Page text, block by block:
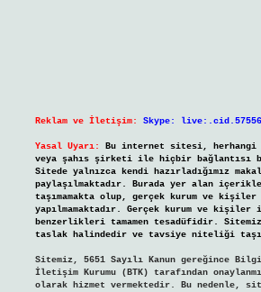
Reklam ve İletişim: Skype:
Yasal Uyarı:
Bu internet sitesi, herhangi
veya şahıs şirketi ile hiçbir bağlantısı
Sitede yalnızca kendi hazırladığımız
paylaşılmaktadır. Burada yer alan
taşımamakta olup, gerçek kurum ve kişiler
yapılmamaktadır. Gerçek kurum ve
benzerlikleri tamamen tesadüfidir.
taslak halindedir ve tavsiye niteliği
Sitemiz, 5651 Sayılı Kanun gereğince
İletişim Kurumu (BTK) tarafından
olarak hizmet vermektedir. Bu nedenle,